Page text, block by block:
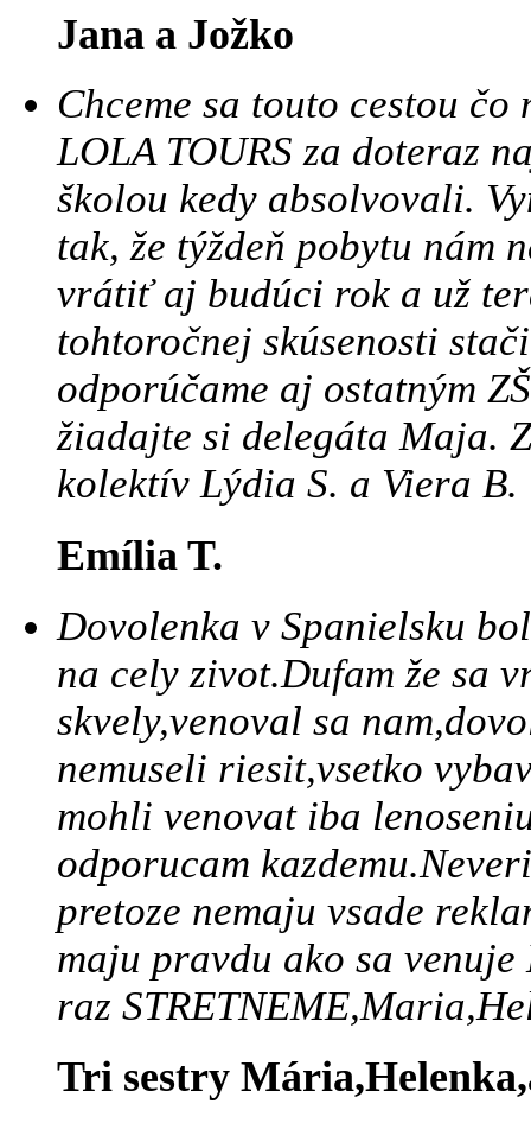
Jana a Jožko
Chceme sa touto cestou
LOLA TOURS za doteraz
školou kedy absolvovali.
tak, že týždeň pobytu nám
vrátiť aj budúci rok a už
tohtoročnej skúsenosti
odporúčame aj ostatným
žiadajte si delegáta Maja.
kolektív Lýdia S. a Viera B.
Emília T.
Dovolenka v Spanielsku
na cely zivot.Dufam že sa
skvely,venoval sa
nemuseli riesit,vsetko
mohli venovat iba
odporucam
pretoze nemaju vsade
maju pravdu ako sa
raz
Tri sestry